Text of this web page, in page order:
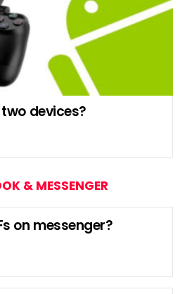
devices?
& MESSENGER
on messenger?